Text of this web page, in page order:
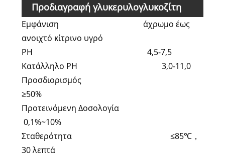
Προδιαγραφή γλυκερυλογλυκοζίτη
Εμφάνιση άχρωμο έως
ανοιχτό κίτρινο υγρό
PH 4,5-7,5
Κατάλληλο PH 3,0-11,0
Προσδιορισμός
≥50%
Προτεινόμενη Δοσολογία
0,1%~10%
Σταθερότητα ≤85℃，
30 λεπτά